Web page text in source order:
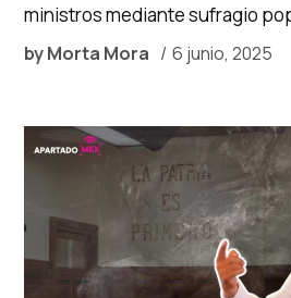
byMorta Mora 6 junio, 2025
ministros mediante sufragio